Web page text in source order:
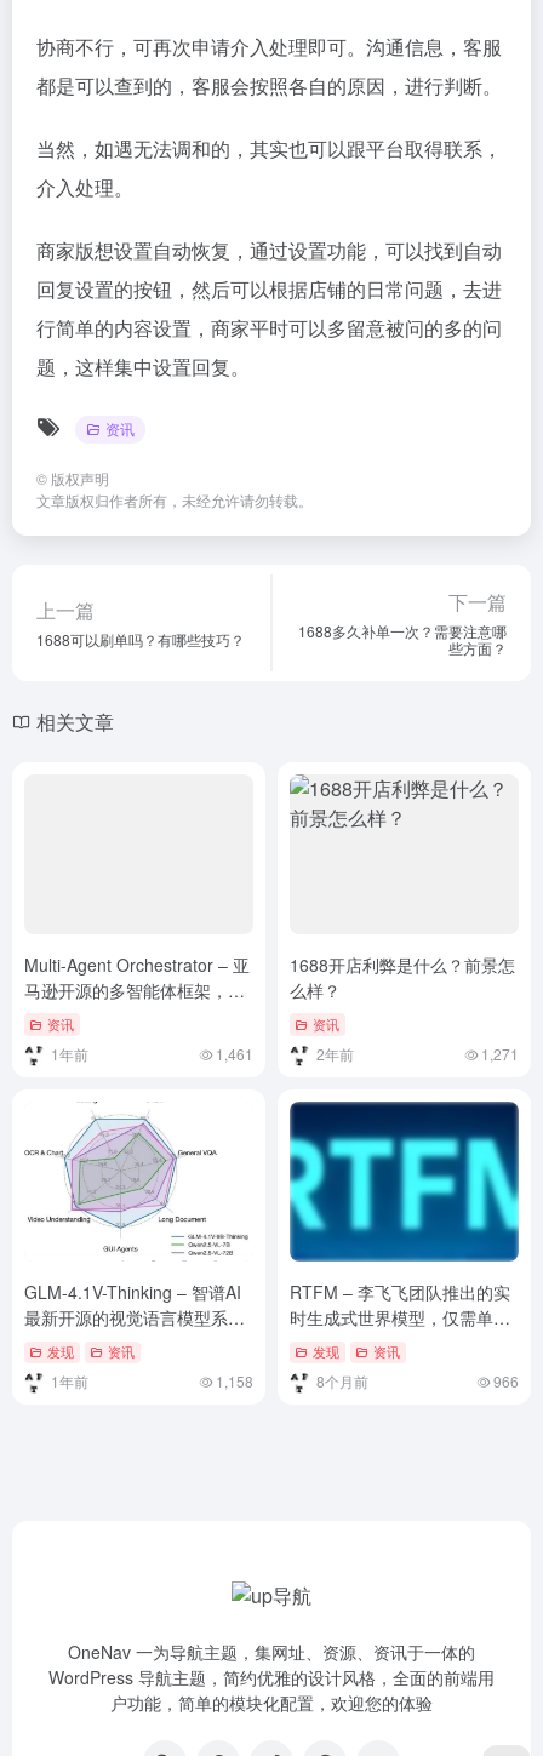
协商不行，可再次申请介入处理即可。沟通信息，客服
都是可以查到的，客服会按照各自的原因，进行判断。
当然，如遇无法调和的，其实也可以跟平台取得联系，
介入处理。
商家版想设置自动恢复，通过设置功能，可以找到自动
回复设置的按钮，然后可以根据店铺的日常问题，去进
行简单的内容设置，商家平时可以多留意被问的多的问
题，这样集中设置回复。
资讯
© 版权声明
文章版权归作者所有，未经允许请勿转载。
上一篇
1688可以刷单吗？有哪些技巧？
下一篇
1688多久补单一次？需要注意哪
些方面？
相关文章
Multi-Agent Orchestrator – 亚
马逊开源的多智能体框架，高
效处理复杂任务
资讯
1年前 1,461
1688开店利弊是什么？前景怎
么样？
资讯
2年前 1,271
GLM-4.1V-Thinking – 智谱AI
最新开源的视觉语言模型系
列，具备深度思考和推理能力
发现 资讯
1年前 1,158
RTFM – 李飞飞团队推出的实
时生成式世界模型，仅需单块
H100 GPU可实现交互式体验
发现 资讯
8个月前 966
OneNav 一为导航主题，集网址、资源、资讯于一体的
WordPress 导航主题，简约优雅的设计风格，全面的前端用
户功能，简单的模块化配置，欢迎您的体验